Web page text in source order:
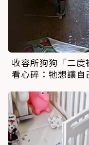
收容所狗狗「二
看心碎：牠想讓自